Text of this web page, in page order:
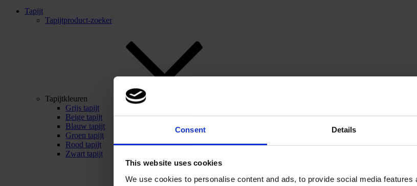
Consent Details
This website uses cookies
We use cookies to personalise content and ads, to provide social media
Tapijt
Tapijtproduct-zoeker
Tapijtkleuren
Grijs tapijt
Beige tapijt
Blauw tapijt
Groen tapijt
Rood tapijt
Zwart tapijt